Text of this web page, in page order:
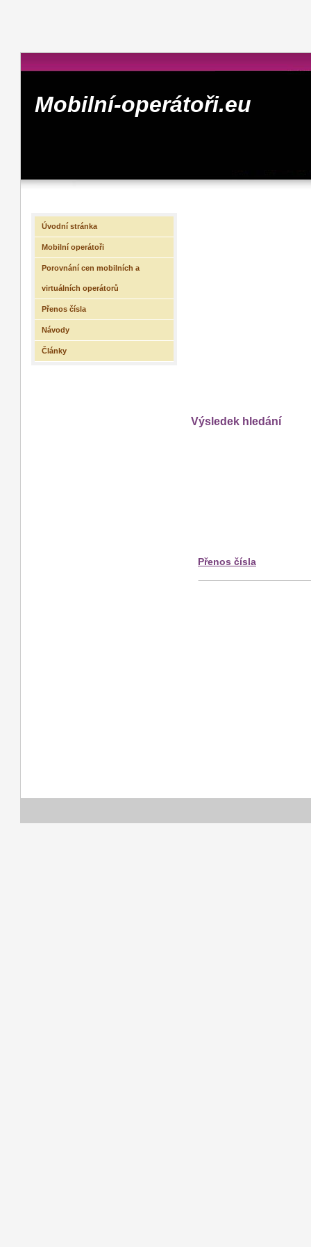
Mobilní-operátoři.eu
Výsledek hledání
Přenos čísla
Úvodní stránka
Mobilní operátoři
Porovnání cen mobilních a
virtuálních operátorů
Přenos čísla
Návody
Články